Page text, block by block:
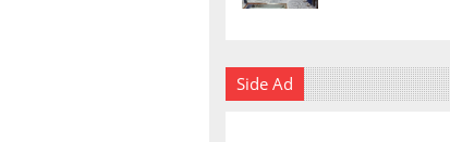
Side Ad